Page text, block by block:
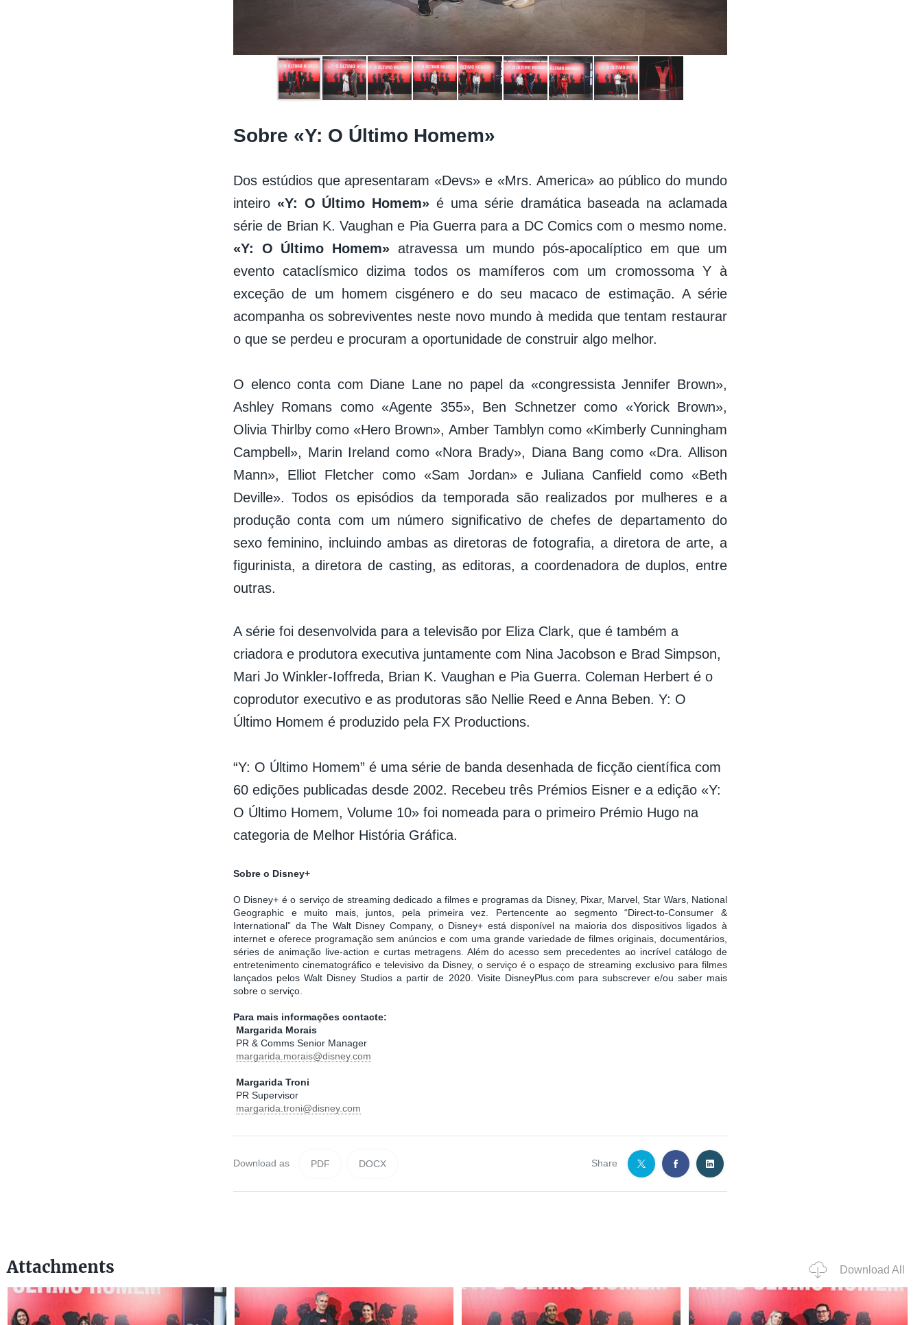
Sobre «Y: O Último Homem»
Dos estúdios que apresentaram «Devs» e «Mrs. America» ao público do mundo
inteiro «Y: O Último Homem» é uma série dramática baseada na aclamada
série de Brian K. Vaughan e Pia Guerra para a DC Comics com o mesmo nome.
«Y: O Último Homem» atravessa um mundo pós-apocalíptico em que um
evento cataclísmico dizima todos os mamíferos com um cromossoma Y à
exceção de um homem cisgénero e do seu macaco de estimação. A série
acompanha os sobreviventes neste novo mundo à medida que tentam restaurar
o que se perdeu e procuram a oportunidade de construir algo melhor.
O elenco conta com Diane Lane no papel da «congressista Jennifer Brown»,
Ashley Romans como «Agente 355», Ben Schnetzer como «Yorick Brown»,
Olivia Thirlby como «Hero Brown», Amber Tamblyn como «Kimberly Cunningham
Campbell», Marin Ireland como «Nora Brady», Diana Bang como «Dra. Allison
Mann», Elliot Fletcher como «Sam Jordan» e Juliana Canfield como «Beth
Deville». Todos os episódios da temporada são realizados por mulheres e a
produção conta com um número significativo de chefes de departamento do
sexo feminino, incluindo ambas as diretoras de fotografia, a diretora de arte, a
figurinista, a diretora de casting, as editoras, a coordenadora de duplos, entre
outras.
A série foi desenvolvida para a televisão por Eliza Clark, que é também a
criadora e produtora executiva juntamente com Nina Jacobson e Brad Simpson,
Mari Jo Winkler-Ioffreda, Brian K. Vaughan e Pia Guerra. Coleman Herbert é o
coprodutor executivo e as produtoras são Nellie Reed e Anna Beben. Y: O
Último Homem é produzido pela FX Productions.
“Y: O Último Homem” é uma série de banda desenhada de ficção científica com
60 edições publicadas desde 2002. Recebeu três Prémios Eisner e a edição «Y:
O Último Homem, Volume 10» foi nomeada para o primeiro Prémio Hugo na
categoria de Melhor História Gráfica.
Sobre o Disney+
O Disney+ é o serviço de streaming dedicado a filmes e programas da Disney, Pixar, Marvel, Star Wars, National
Geographic e muito mais, juntos, pela primeira vez. Pertencente ao segmento “Direct-to-Consumer &
International” da The Walt Disney Company, o Disney+ está disponível na maioria dos dispositivos ligados à
internet e oferece programação sem anúncios e com uma grande variedade de filmes originais, documentários,
séries de animação live-action e curtas metragens. Além do acesso sem precedentes ao incrível catálogo de
entretenimento cinematográfico e televisivo da Disney, o serviço é o espaço de streaming exclusivo para filmes
lançados pelos Walt Disney Studios a partir de 2020. Visite DisneyPlus.com para subscrever e/ou saber mais
sobre o serviço.
Para mais informações contacte:
Margarida Morais
PR & Comms Senior Manager
margarida.morais@disney.com
Margarida Troni
PR Supervisor
margarida.troni@disney.com
Download as PDF DOCX Share
Attachments Download All